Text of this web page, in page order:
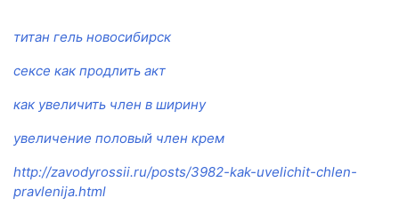
титан гель новосибирск
сексе как продлить акт
как увеличить член в ширину
увеличение половый член крем
http://zavodyrossii.ru/posts/3982-kak-uvelichit-chlen-
pravlenija.html